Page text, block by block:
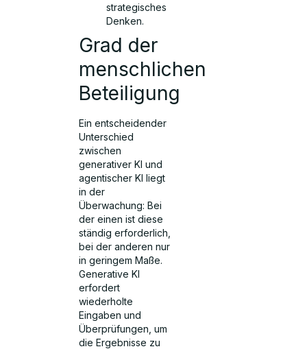
strategisches
Denken.
Grad der
menschlichen
Beteiligung
Ein entscheidender
Unterschied
zwischen
generativer KI und
agentischer KI liegt
in der
Überwachung: Bei
der einen ist diese
ständig erforderlich,
bei der anderen nur
in geringem Maße.
Generative KI
erfordert
wiederholte
Eingaben und
Überprüfungen, um
die Ergebnisse zu